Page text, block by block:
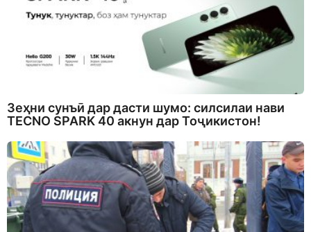
Зеҳни сунъӣ дар дасти шумо: силсилаи нави
TECNO SPARK 40 акнун дар Тоҷикистон!